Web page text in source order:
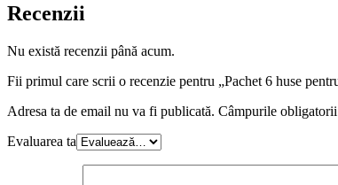
Recenzii
Nu există recenzii până acum.
Fii primul care scrii o recenzie pentru „Pachet 6 huse
Adresa ta de email nu va fi publicată. Câmpurile obligatorii
Evaluarea ta